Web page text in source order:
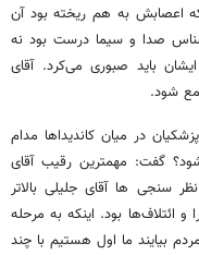
اعصابش به هم ریخته بود آن
صدا و سیما درست بود نه
باید صبوری می‌کرد. آقای
شود.
در میان کاندیداها مدام
گفت: مهمترین رقیب آقای
سنجی ها آقای جلیلی بالاتر
و ائتلاف‌ها بود. اینکه به مرحله
بیایند ما اول هستیم با چند